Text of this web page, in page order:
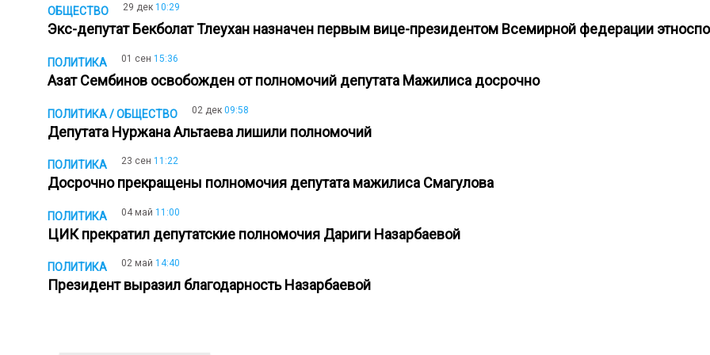
ОБЩЕСТВО 29 дек 10:29
Экс-депутат Бекболат Тлеухан назначен первым вице-президентом Всемирной федерации
ПОЛИТИКА 01 сен 15:36
Азат Сембинов освобожден от полномочий депутата Мажилиса досрочно
ПОЛИТИКА / ОБЩЕСТВО 02 дек 09:58
Депутата Нуржана Альтаева лишили полномочий
ПОЛИТИКА 23 сен 11:22
Досрочно прекращены полномочия депутата мажилиса Смагулова
ПОЛИТИКА 04 май 11:00
ЦИК прекратил депутатские полномочия Дариги Назарбаевой
ПОЛИТИКА 02 май 14:40
Президент выразил благодарность Назарбаевой